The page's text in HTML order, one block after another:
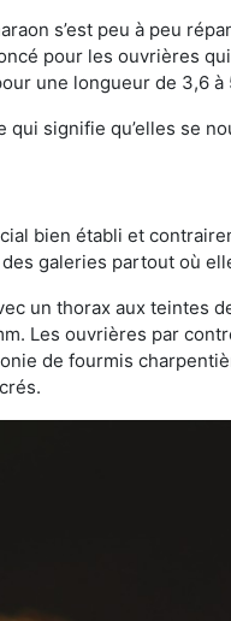
s’est peu à peu
pour les ouvrières
une longueur de 3,6 à
signifie qu’elles se
bien établi et
galeries partout où
un thorax aux teintes
Les ouvrières par
de fourmis